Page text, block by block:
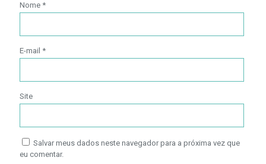
Nome *
E-mail *
Site
Salvar meus dados neste navegador para a próxima vez que
eu comentar.